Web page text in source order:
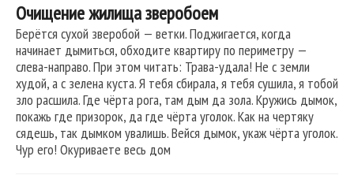
Очищение жилища зверобоем
Берётся сухой зверобой — ветки. Поджигается, когда
начинает дымиться, обходите квартиру по периметру —
слева-направо. При этом читать: Трава-удала! Не с земли
худой, а с зелена куста. Я тебя сбирала, я тебя сушила, я тобой
зло расшила. Где чёрта рога, там дым да зола. Кружись дымок,
покажь где призорок, да где чёрта уголок. Как на чертяку
сядешь, так дымком увалишь. Вейся дымок, укаж чёрта уголок.
Чур его! Окуриваете весь дом